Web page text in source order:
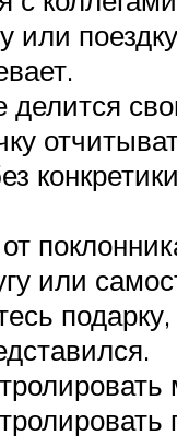
или
делится
или